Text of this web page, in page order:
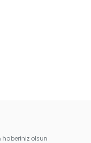
haberiniz olsun